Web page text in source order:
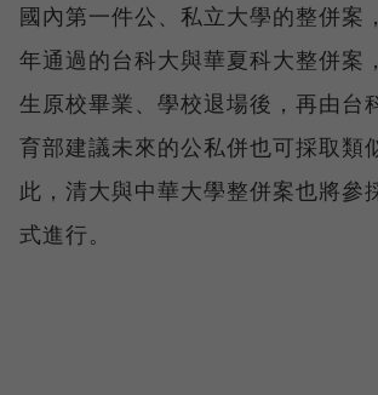
國內第一件公、私立大學的整併案
年通過的台科大與華夏科大整併案
生原校畢業、學校退場後，再由台
育部建議未來的公私併也可採取類
此，清大與中華大學整併案也將參
式進行。